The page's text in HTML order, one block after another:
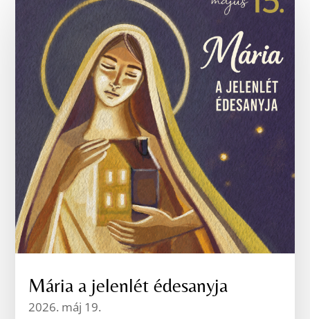
Mária a jelenlét édesanyja
2026. máj 19.